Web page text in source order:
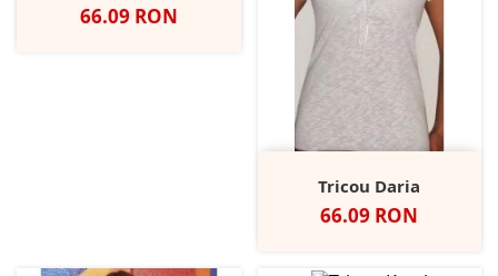
Pret
66.09 RON
Tricou Daria
Pret
66.09 RON